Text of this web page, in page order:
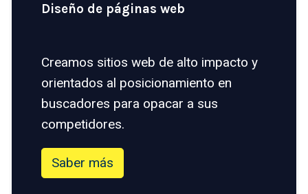
Diseño de páginas web
Creamos sitios web de alto impacto y
orientados al posicionamiento en
buscadores para opacar a sus
competidores.
Saber más